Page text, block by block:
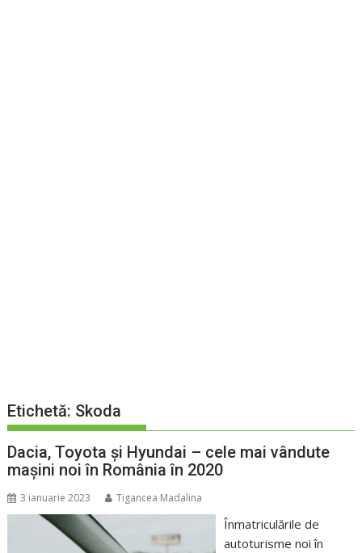
Etichetă: Skoda
Dacia, Toyota și Hyundai – cele mai vândute
mașini noi în România în 2020
3 ianuarie 2023 Tigancea Madalina
Înmatriculările de
autoturisme noi în